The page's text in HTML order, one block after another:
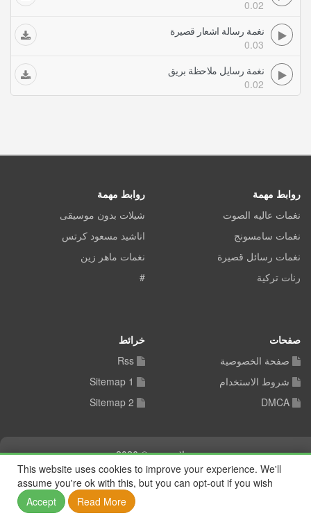
This website uses cookies to improve your experience. We'll
assume you're ok with this, but you can opt-out if you wish
Accept
Read More
0.02
نغمة رسالة اشعار قصيرة
0.03
نغمة رسايل ملاحظة بريق
0.02
روابط مهمة
نغمات عاليه الصوت
نغمات سامسونج
نغمات رسائل قصيرة
رنات تركية
روابط مهمة
شيلات بدون موسيقى
اناشيد مسعود كرتس
نغمات ماهر زين
#
صفحات
صفحة الخصوصية
شروط الاستخدام
DMCA
خرائط
Rss
Sitemap 1
Sitemap 2
شيلات توب © 2026